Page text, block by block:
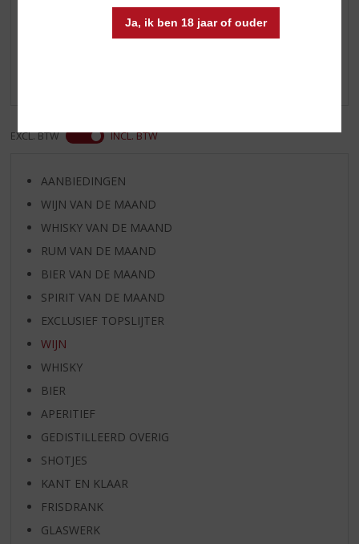
Ja, ik ben 18 jaar of ouder
Reviews
EXCL. BTW INCL. BTW
AANBIEDINGEN
WIJN VAN DE MAAND
WHISKY VAN DE MAAND
RUM VAN DE MAAND
BIER VAN DE MAAND
SPIRIT VAN DE MAAND
EXCLUSIEF TOPSLIJTER
WIJN
WHISKY
BIER
APERITIEF
GEDISTILLEERD OVERIG
SHOTJES
KANT EN KLAAR
FRISDRANK
GLASWERK